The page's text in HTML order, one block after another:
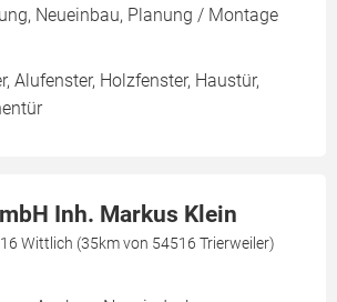
Neueinbau, Planung / Montage
Alufenster, Holzfenster, Haustür,
Inh. Markus Klein
Wittlich (35km von 54516 Trierweiler)